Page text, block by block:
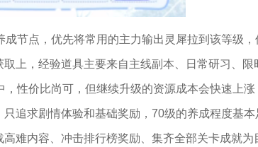
节点，优先将常用的主力输出灵犀拉到该等级，
上，经验道具主要来自主线副本、日常研习、限
性价比尚可，但继续升级的资源成本会快速上涨
追求剧情体验和基础奖励，70级的养成程度基本
难内容、冲击排行榜奖励、集齐全部关卡成就为